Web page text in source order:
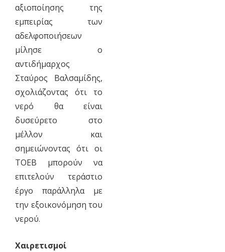
αξιοποίησης της
εμπειρίας των
αδελφοποιήσεων
μίλησε ο
αντιδήμαρχος
Σταύρος Βαλσαμίδης,
σχολιάζοντας ότι το
νερό θα είναι
δυσεύρετο στο
μέλλον και
σημειώνοντας ότι οι
ΤΟΕΒ μπορούν να
επιτελούν τεράστιο
έργο παράλληλα με
την εξοικονόμηση του
νερού.
Χαιρετισμοί